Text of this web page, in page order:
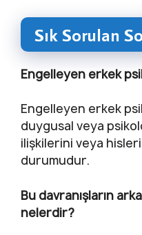
Sık Sorulan
Engelleyen erkek
Engelleyen erkek
duygusal veya
ilişkilerini veya
durumudur.
Bu davranışların
nelerdir?